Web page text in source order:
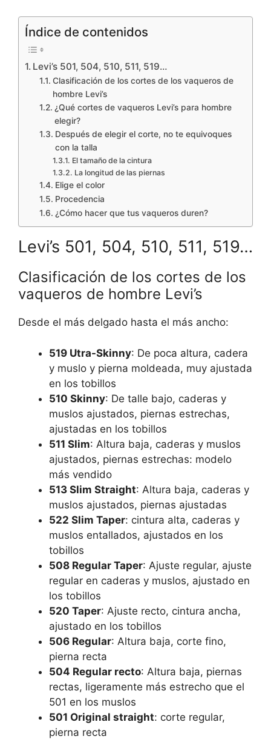
Índice de contenidos
Levi’s 501, 504, 510, 511, 519…
Clasificación de los cortes de los vaqueros de
hombre Levi’s
¿Qué cortes de vaqueros Levi’s para hombre
elegir?
Después de elegir el corte, no te equivoques
con la talla
El tamaño de la cintura
La longitud de las piernas
Elige el color
Procedencia
¿Cómo hacer que tus vaqueros duren?
Levi’s 501, 504, 510, 511, 519…
Clasificación de los cortes de los
vaqueros de hombre Levi’s
Desde el más delgado hasta el más ancho:
519 Utra-Skinny: De poca altura, cadera
y muslo y pierna moldeada, muy ajustada
en los tobillos
510 Skinny: De talle bajo, caderas y
muslos ajustados, piernas estrechas,
ajustadas en los tobillos
511 Slim: Altura baja, caderas y muslos
ajustados, piernas estrechas: modelo
más vendido
513 Slim Straight: Altura baja, caderas y
muslos ajustados, piernas ajustadas
522 Slim Taper: cintura alta, caderas y
muslos entallados, ajustados en los
tobillos
508 Regular Taper: Ajuste regular, ajuste
regular en caderas y muslos, ajustado en
los tobillos
520 Taper: Ajuste recto, cintura ancha,
ajustado en los tobillos
506 Regular: Altura baja, corte fino,
pierna recta
504 Regular recto: Altura baja, piernas
rectas, ligeramente más estrecho que el
501 en los muslos
501 Original straight: corte regular,
pierna recta